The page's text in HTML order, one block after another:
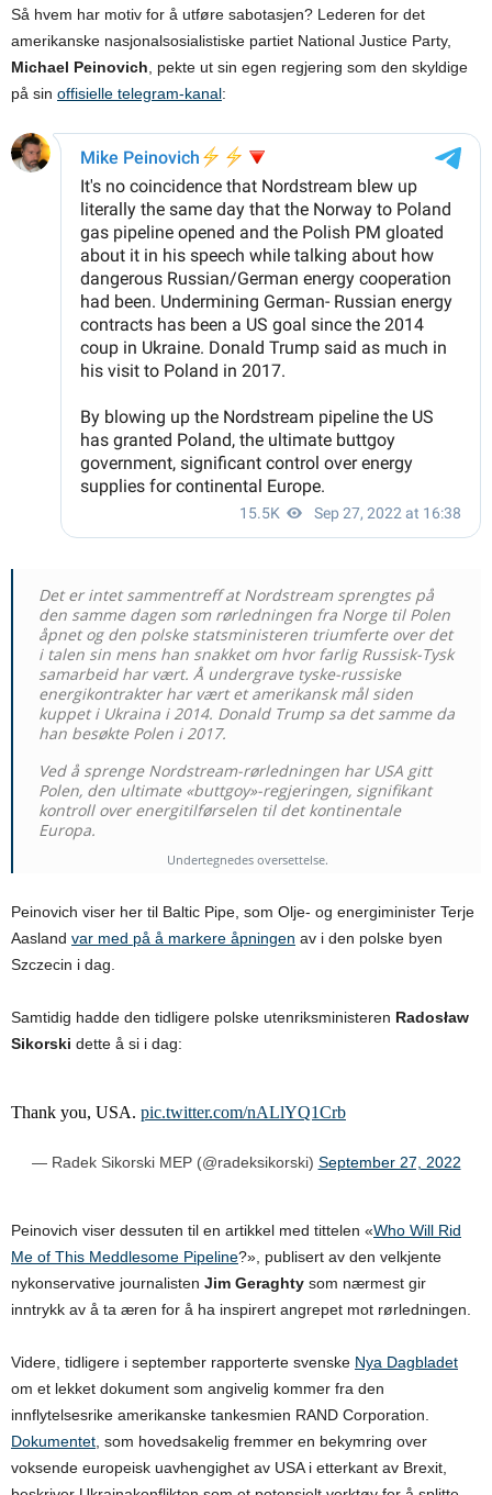
Så hvem har motiv for å utføre sabotasjen? Lederen for det
amerikanske nasjonalsosialistiske partiet National Justice Party,
Michael Peinovich, pekte ut sin egen regjering som den skyldige
på sin offisielle telegram-kanal:
Det er intet sammentreff at Nordstream sprengtes på
den samme dagen som rørledningen fra Norge til Polen
åpnet og den polske statsministeren triumferte over det
i talen sin mens han snakket om hvor farlig Russisk-Tysk
samarbeid har vært. Å undergrave tyske-russiske
energikontrakter har vært et amerikansk mål siden
kuppet i Ukraina i 2014. Donald Trump sa det samme da
han besøkte Polen i 2017.
Ved å sprenge Nordstream-rørledningen har USA gitt
Polen, den ultimate «buttgoy»-regjeringen, signifikant
kontroll over energitilførselen til det kontinentale
Europa.
Undertegnedes oversettelse.
Peinovich viser her til Baltic Pipe, som Olje- og energiminister Terje
Aasland var med på å markere åpningen av i den polske byen
Szczecin i dag.
Samtidig hadde den tidligere polske utenriksministeren Radosław
Sikorski dette å si i dag:
Thank you, USA. pic.twitter.com/nALlYQ1Crb
— Radek Sikorski MEP (@radeksikorski) September 27, 2022
Peinovich viser dessuten til en artikkel med tittelen «Who Will Rid
Me of This Meddlesome Pipeline?», publisert av den velkjente
nykonservative journalisten Jim Geraghty som nærmest gir
inntrykk av å ta æren for å ha inspirert angrepet mot rørledningen.
Videre, tidligere i september rapporterte svenske Nya Dagbladet
om et lekket dokument som angivelig kommer fra den
innflytelsesrike amerikanske tankesmien RAND Corporation.
Dokumentet, som hovedsakelig fremmer en bekymring over
voksende europeisk uavhengighet av USA i etterkant av Brexit,